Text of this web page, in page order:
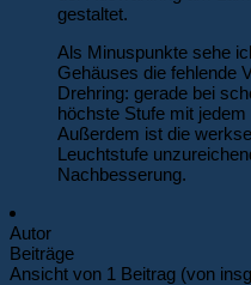
gestaltet.
Als Minuspunkte sehe
Gehäuses die fehlende
Drehring: gerade bei
höchste Stufe mit
Außerdem ist die
Leuchtstufe
Nachbesserung.
Autor
Beiträge
Ansicht von 1 Beitrag (von